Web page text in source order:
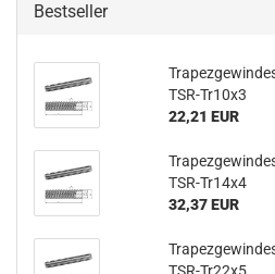
Bestseller
TSR-Tr10x3
22,21 EUR
TSR-Tr14x4
32,37 EUR